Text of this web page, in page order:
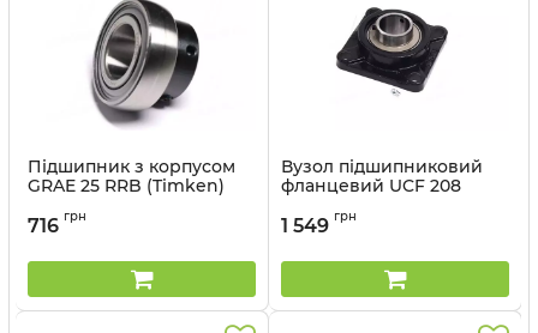
Підшипник з корпусом
GRAE 25 RRB (Timken)
716 грн
Вузол підшипниковий
фланцевий UCF 208
Артикул:
1 549 грн